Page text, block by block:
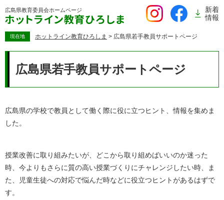
ー
広島県教育委員会ホームページ
新着
情報
現在地 ホットライン教育ひろしま > 広島県若手教員サポートページ
広島県若手教員サポートページ
広島県の学校で教員として働く際に役に立つヒント、情報を集めま
した。
授業改善に取り組みたいが、どこから取り組めばいいのか迷った
時、今よりもさらに質の高い授業づくりにチャレンジしたい時、ま
た、児童生徒への対応で悩んだ時などに役立つヒントがあるはずで
す。